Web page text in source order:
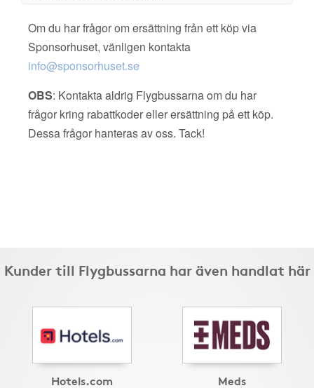
Om du har frågor om ersättning från ett köp via
Sponsorhuset, vänligen kontakta
info@sponsorhuset.se
OBS: Kontakta aldrig Flygbussarna om du har
frågor kring rabattkoder eller ersättning på ett köp.
Dessa frågor hanteras av oss. Tack!
Kunder till Flygbussarna har även handlat här
Hotels.com Meds